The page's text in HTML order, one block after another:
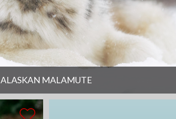
ALASKAN MALAMUTE